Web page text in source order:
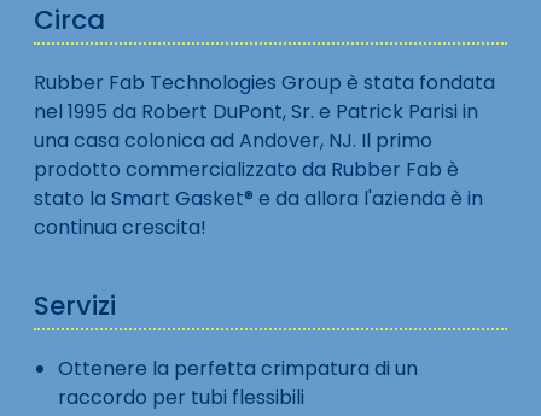
Circa
Rubber Fab Technologies Group è stata fondata
nel 1995 da Robert DuPont, Sr. e Patrick Parisi in
una casa colonica ad Andover, NJ. Il primo
prodotto commercializzato da Rubber Fab è
stato la Smart Gasket® e da allora l'azienda è in
continua crescita!
Servizi
Ottenere la perfetta crimpatura di un
raccordo per tubi flessibili